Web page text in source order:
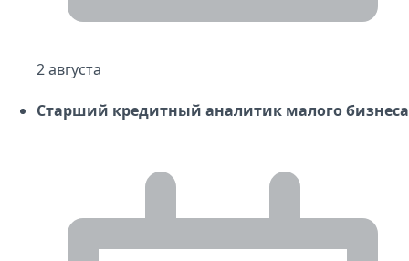
2 августа
Старший кредитный аналитик малого бизнеса